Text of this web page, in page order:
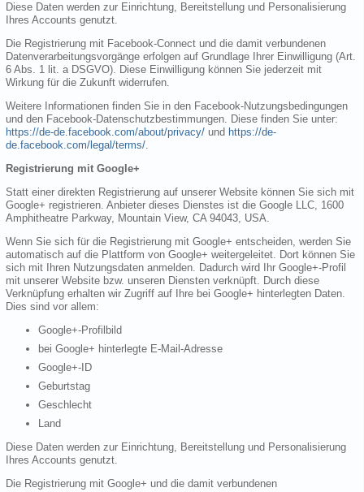
Diese Daten werden zur Einrichtung, Bereitstellung und Personalisierung
Ihres Accounts genutzt.
Die Registrierung mit Facebook-Connect und die damit verbundenen
Datenverarbeitungsvorgänge erfolgen auf Grundlage Ihrer Einwilligung (Art.
6 Abs. 1 lit. a DSGVO). Diese Einwilligung können Sie jederzeit mit
Wirkung für die Zukunft widerrufen.
Weitere Informationen finden Sie in den Facebook-Nutzungsbedingungen
und den Facebook-Datenschutzbestimmungen. Diese finden Sie unter:
https://de-de.facebook.com/about/privacy/ und https://de-
de.facebook.com/legal/terms/.
Registrierung mit Google+
Statt einer direkten Registrierung auf unserer Website können Sie sich mit
Google+ registrieren. Anbieter dieses Dienstes ist die Google LLC, 1600
Amphitheatre Parkway, Mountain View, CA 94043, USA.
Wenn Sie sich für die Registrierung mit Google+ entscheiden, werden Sie
automatisch auf die Plattform von Google+ weitergeleitet. Dort können Sie
sich mit Ihren Nutzungsdaten anmelden. Dadurch wird Ihr Google+-Profil
mit unserer Website bzw. unseren Diensten verknüpft. Durch diese
Verknüpfung erhalten wir Zugriff auf Ihre bei Google+ hinterlegten Daten.
Dies sind vor allem:
Google+-Profilbild
bei Google+ hinterlegte E-Mail-Adresse
Google+-ID
Geburtstag
Geschlecht
Land
Diese Daten werden zur Einrichtung, Bereitstellung und Personalisierung
Ihres Accounts genutzt.
Die Registrierung mit Google+ und die damit verbundenen